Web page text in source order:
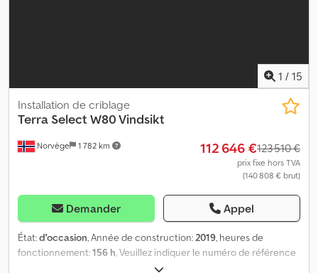
1 / 15
Norvège 1 782 km
Installation de criblage
Terra Select W80 Vindsikt
112 646 €123 510 €
prix fixe hors TVA
(140 808 € brut)
Demander Appel
État:d'occasion, Année de construction: 2019, heures de
fonctionnement:156 h , Veuillez indiquer le numéro de référence
lors de la demande : 16207 Spécifications : - Modèle 2019 - Mis en